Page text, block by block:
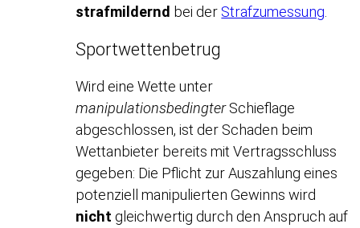
strafmildernd bei derStrafzumessung.
Sportwettenbetrug
Wird eine Wette unter
manipulationsbedingterSchieflage
abgeschlossen, ist der Schaden beim
Wettanbieter bereits mit Vertragsschluss
gegeben: Die Pflicht zur Auszahlung eines
potenziell manipulierten Gewinns wird
nicht gleichwertig durch den Anspruch auf